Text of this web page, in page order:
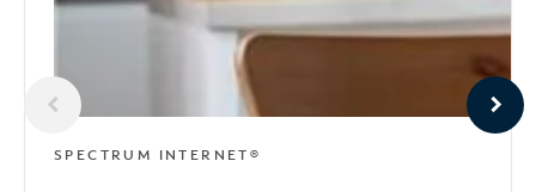
SPECTRUM INTERNET®